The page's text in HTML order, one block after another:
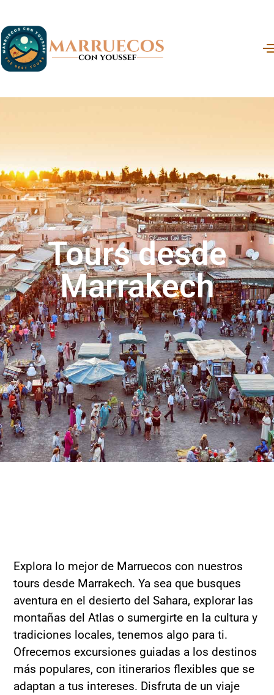
Tours desde
Marrakech
Explora lo mejor de Marruecos con nuestros
tours desde Marrakech. Ya sea que busques
aventura en el desierto del Sahara, explorar las
montañas del Atlas o sumergirte en la cultura y
tradiciones locales, tenemos algo para ti.
Ofrecemos excursiones guiadas a los destinos
más populares, con itinerarios flexibles que se
adaptan a tus intereses. Disfruta de un viaje